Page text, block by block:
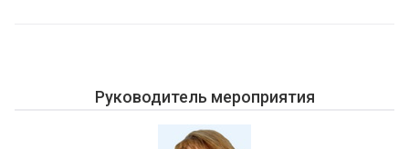
Руководитель мероприятия